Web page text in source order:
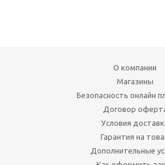
О компании
Магазины
Безопасность онлайн
Договор
Условия
Гарантия на
Дополнительные